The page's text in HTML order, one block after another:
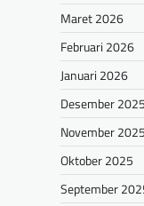
Maret 2026
Februari 2026
Januari 2026
Desember 2025
November 2025
Oktober 2025
September